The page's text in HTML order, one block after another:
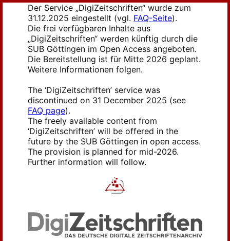
Der Service „DigiZeitschriften“ wurde zum
31.12.2025 eingestellt (vgl. FAQ-Seite).
Die frei verfügbaren Inhalte aus
„DigiZeitschriften“ werden künftig durch die
SUB Göttingen im Open Access angeboten.
Die Bereitstellung ist für Mitte 2026 geplant.
Weitere Informationen folgen.
The ‘DigiZeitschriften’ service was
discontinued on 31 December 2025 (see
FAQ page).
The freely available content from
‘DigiZeitschriften’ will be offered in the
future by the SUB Göttingen in open access.
The provision is planned for mid-2026.
Further information will follow.